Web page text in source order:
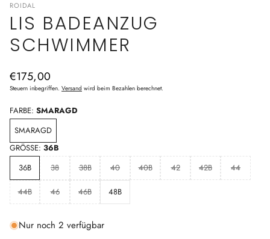
ROIDAL
LIS BADEANZUG
SCHWIMMER
Normaler
Preis
€175,00
Steuern inbegriffen. Versand wird beim Bezahlen berechnet.
FARBE: SMARAGD
SMARAGD
GRÖSSE: 36B
36B
38 38B 40 40B 42 42B 44
44B 46 46B 48B
Nur noch 2 verfügbar